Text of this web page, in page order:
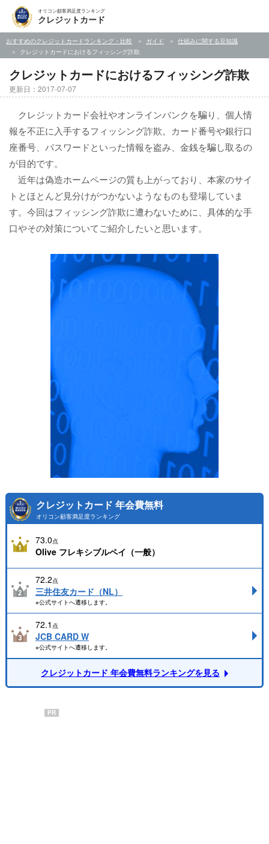
オリコン顧客満足度ランキング
クレジットカード
おすすめのクレジットカードランキング・比較 ガイド
仕組みに関する豆知識
クレジットカードにおけるフィッシング詐欺
クレジットカードにおけるフィッシング詐欺
更新日：2017-07-07
クレジットカード会社やオンラインバンクを騙り、個人情
報を不正に入手するフィッシング詐欺。カード番号や銀行口
座番号、パスワードといった情報を盗み、金銭を騙し取るの
が目的です。
近年は偽造ホームページの質も上がっており、本家のサイ
トとほとんど見分けがつかないようなものも登場していま
す。今回はフィッシング詐欺に遭わないために、具体的な手
口やその対策についてご紹介したいと思います。
クレジットカード 年会費無料
オリコン顧客満足度ランキング
73.0点
Olive フレキシブルペイ（一般）
72.2点
三井住友カード（NL）
※公式サイトへ遷移します。
72.1 点
JCB CARD W
※公式サイトへ遷移します。
クレジットカード 年会費無料ランキングを見る
PR